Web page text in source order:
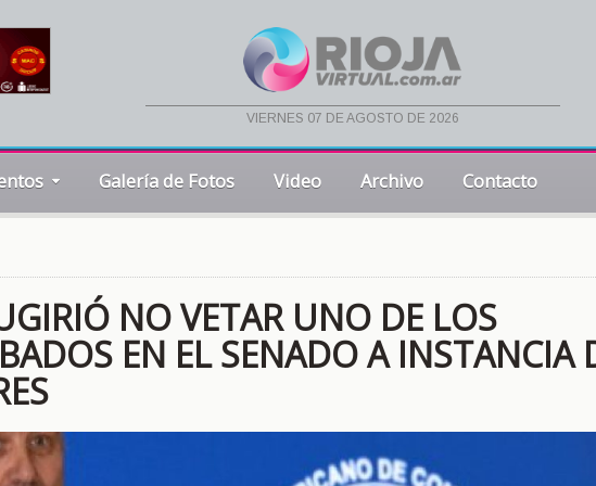
viernes 07 de agosto de 2026
Galería de Fotos Video Archivo Contacto
NO VETAR UNO DE LOS
EN EL SENADO A INSTANCIA